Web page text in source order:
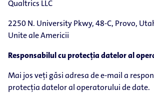
Qualtrics LLC
2250 N. University Pkwy, 48-C, Provo,
Unite ale Americii
Responsabilul cu protecția datelor al
Mai jos veți găsi adresa de e-mail a
protecția datelor al operatorului de date.